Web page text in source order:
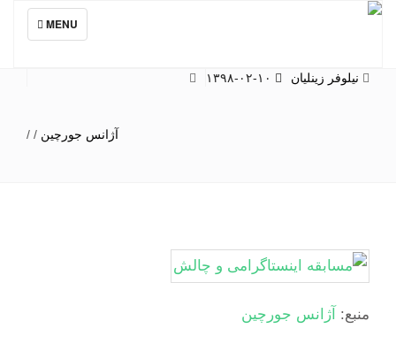
TOGGLE
NAVIGATION
MENU
نیلوفر زینلیان
آژانس جورچین/
/
منبع:آژانس جورچین